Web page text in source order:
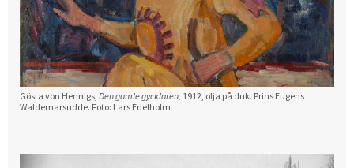
Gösta von Hennigs, Den gamle gycklaren, 1912, olja på duk. Prins Eugens
Waldemarsudde. Foto: Lars Edelholm